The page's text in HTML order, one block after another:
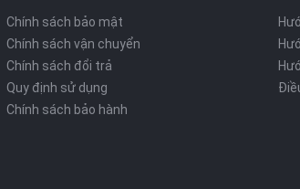
Chính sách bảo mật
Chính sách vận chuyển
Chính sách đổi trả
Quy định sử dụng
Chính sách bảo hành